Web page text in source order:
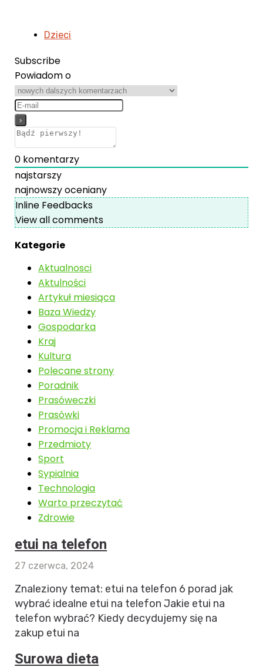
Dzieci
Subscribe
Powiadom o
0 komentarzy
najstarszy
najnowszyoceniany
Inline Feedbacks
View all comments
Kategorie
Aktualnosci
Aktulności
Artykuł miesiąca
Baza Wiedzy
Gospodarka
Kraj
Kultura
Polecane strony
Poradnik
Prasóweczki
Prasówki
Promocja i Reklama
Przedmioty
Sport
Sypialnia
Technologia
Warto przeczytać
Zdrowie
etui na telefon
27 czerwca, 2024
Znaleziony temat: etui na telefon 6 porad jak
wybrać idealne etui na telefon Jakie etui na
telefon wybrać? Kiedy decydujemy się na
zakup etui na
Surowa dieta